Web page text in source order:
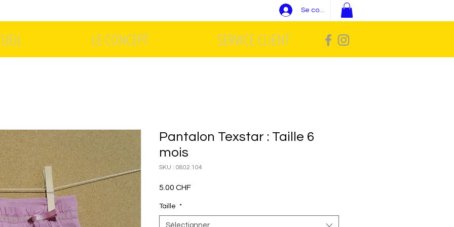
Se connecter
LE CONCEPT SERVICE CLIENT
Pantalon Texstar : Taille 6
mois
SKU : 0802.104
5.00 CHFPrix
Taille *
Sélectionner